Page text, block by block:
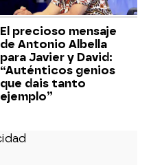
El precioso mensaje
de Antonio Albella
para Javier y David:
“Auténticos genios
que dais tanto
ejemplo”